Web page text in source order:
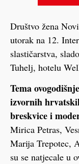
Društvo žena
utorak na 12.
slastičarstva,
Tuhelj, hotelu
Tema
izvornih
breskvice i
Mirica Petras,
Marija Trepotec,
su se natjecale u